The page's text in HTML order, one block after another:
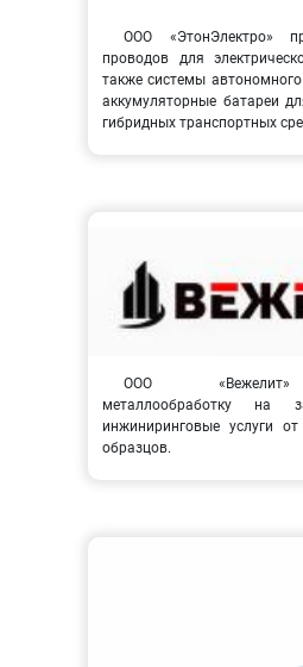
ООО «ЭтонЭлектро»
проводов для
также системы
аккумуляторные батареи
гибридных транспортных
ООО
металлообработку на
инжиниринговые услуги
образцов.